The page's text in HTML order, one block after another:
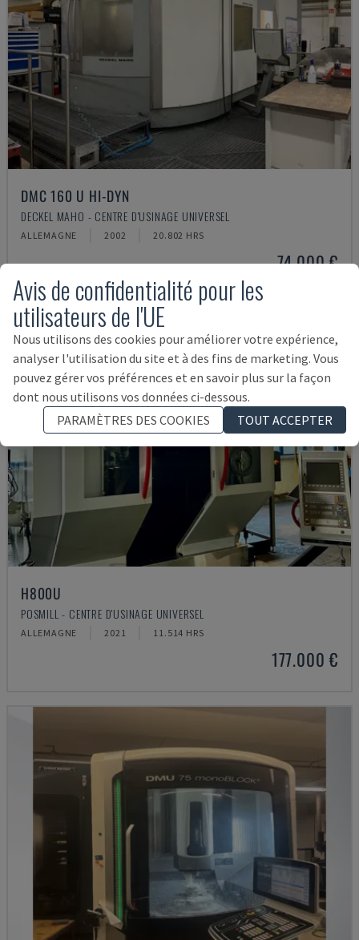
DMC 160 U HI-DYN
DECKEL MAHO - CENTRE D'USINAGE UNIVERSEL
ALLEMAGNE 2002 20.802 HRS
74.000 €
H800U
POSMILL - CENTRE D'USINAGE UNIVERSEL
ALLEMAGNE 2021 11.514 HRS
177.000 €
Avis de confidentialité pour les
utilisateurs de l'UE
Nous utilisons des cookies pour améliorer votre expérience,
analyser l'utilisation du site et à des fins de marketing. Vous
pouvez gérer vos préférences et en savoir plus sur la façon
dont nous utilisons vos données ci-dessous.
PARAMÈTRES DES COOKIES
TOUT ACCEPTER